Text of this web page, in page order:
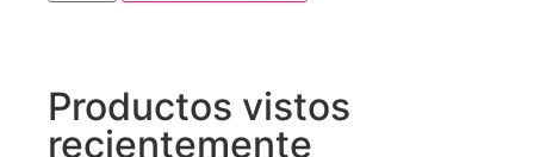
Productos vistos
recientemente